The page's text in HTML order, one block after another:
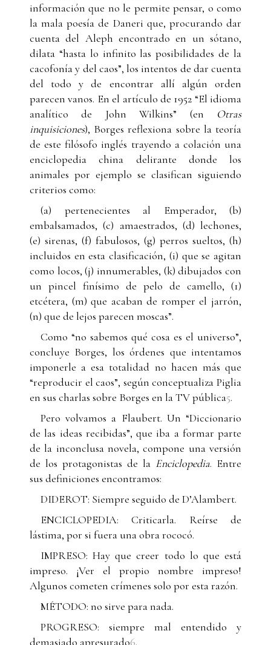
información que no le permite pensar, o como
la mala poesía de Daneri que, procurando dar
cuenta del Aleph encontrado en un sótano,
dilata “hasta lo infinito las posibilidades de la
cacofonía y del caos”, los intentos de dar cuenta
del todo y de encontrar allí algún orden
parecen vanos. En el artículo de 1952 “El idioma
analítico de John Wilkins” (en Otras
inquisiciones), Borges reflexiona sobre la teoría
de este filósofo inglés trayendo a colación una
enciclopedia china delirante donde los
animales por ejemplo se clasifican siguiendo
criterios como:
(a) pertenecientes al Emperador, (b)
embalsamados, (c) amaestrados, (d) lechones,
(e) sirenas, (f) fabulosos, (g) perros sueltos, (h)
incluidos en esta clasificación, (i) que se agitan
como locos, (j) innumerables, (k) dibujados con
un pincel finísimo de pelo de camello, (1)
etcétera, (m) que acaban de romper el jarrón,
(n) que de lejos parecen moscas”.
Como “no sabemos qué cosa es el universo”,
concluye Borges, los órdenes que intentamos
imponerle a esa totalidad no hacen más que
“reproducir el caos”, según conceptualiza Piglia
en sus charlas sobre Borges en la TV pública5.
Pero volvamos a Flaubert. Un “Diccionario
de las ideas recibidas”, que iba a formar parte
de la inconclusa novela, compone una versión
de los protagonistas de la Enciclopedia. Entre
sus definiciones encontramos:
DIDEROT: Siempre seguido de D’Alambert.
ENCICLOPEDIA: Criticarla. Reírse de
lástima, por si fuera una obra rococó.
IMPRESO: Hay que creer todo lo que está
impreso. ¡Ver el propio nombre impreso!
Algunos cometen crímenes solo por esta razón.
MÉTODO: no sirve para nada.
PROGRESO: siempre mal entendido y
demasiado apresurado6.